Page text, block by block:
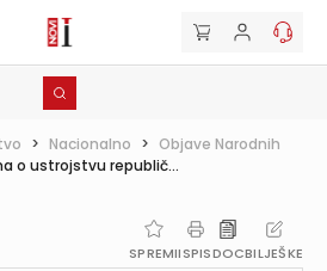
> Nacionalno > Objave Narodnih
o ustrojstvu republič...
SPREMIISPISDOCBILJEŠKE